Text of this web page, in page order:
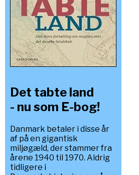
Det tabte land
- nu som E-bog!
Danmark betaler i disse år
af på en gigantisk
miljøgæld, der stammer fra
årene 1940 til 1970. Aldrig
tidligere i